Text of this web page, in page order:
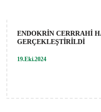
ENDOKRİN CERRRAHİ
GERÇEKLEŞTİRİLDİ
19.Eki.2024